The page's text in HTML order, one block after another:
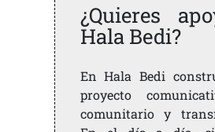
¿Quieres
Hala Bedi?
En Hala Bedi
proyecto
comunitario y